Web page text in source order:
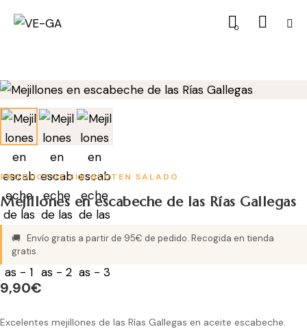
0
PRODUCTOS SIN GLUTEN SALADO
Mejillones en escabeche de las Rías Gallegas
🚚 Envío gratis a partir de 95€ de pedido. Recogida en tienda
gratis.
9,90€
Excelentes mejillones de las Rías Gallegas en aceite escabeche.